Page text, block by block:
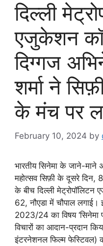
दिल्ली
एजुकेशन
दिग्गज
शर्मा ने
के मंच पर
February 10, 2024 by
भारतीय सिनेमा के जाने-माने
महोत्सव सिफ़ी के दूसरे दिन,
के बीच दिल्ली
62, नौएडा में चौपाल लगाई‌।
2023/24 का विषय ‘सिनेमा
विचारों का आदान-प्रदान
इंटरनेशनल फिल्म फेस्टिवल)